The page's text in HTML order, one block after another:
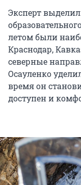
Эксперт
летом были
Краснодар,
северные
Осауленко
время он
доступен и